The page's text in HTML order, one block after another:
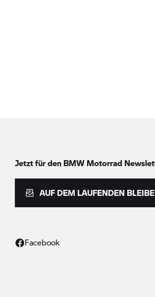
Jetzt für den BMW Motorrad
AUF DEM LAUFENDEN
Facebook